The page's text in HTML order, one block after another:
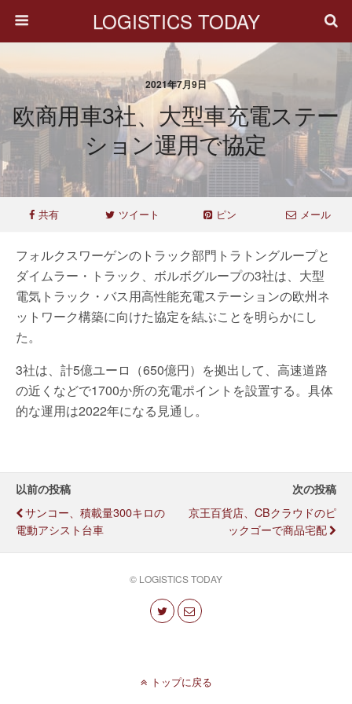
LOGISTICS TODAY
2021年7月9日
欧商用車3社、大型車充電ステー
ション運用で協定
共有 ツイート ピン メール
フォルクスワーゲンのトラック部門トラトングループと
ダイムラー・トラック、ボルボグループの3社は、大型
電気トラック・バス用高性能充電ステーションの欧州ネ
ットワーク構築に向けた協定を結ぶことを明らかにし
た。
3社は、計5億ユーロ（650億円）を拠出して、高速道路
の近くなどで1700か所の充電ポイントを設置する。具体
的な運用は2022年になる見通し。
以前の投稿
サンコー、積載量300キロの
電動アシスト台車
次の投稿
京王百貨店、CBクラウドのピ
ックゴーで商品宅配
© LOGISTICS TODAY
トップに戻る